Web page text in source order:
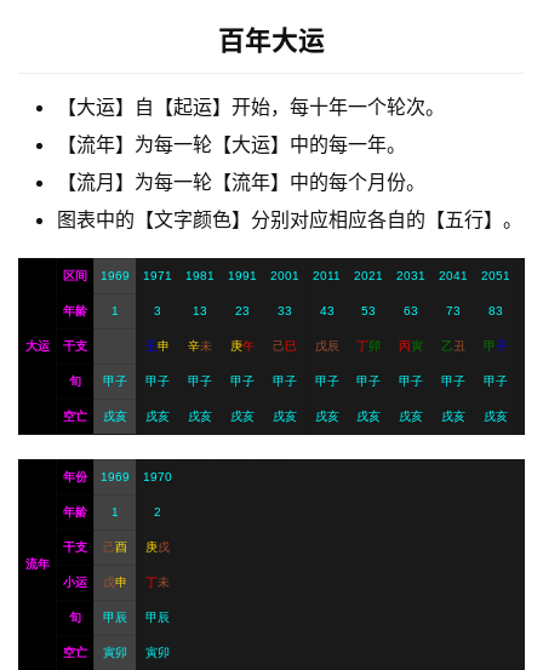
A
服
百年大运
【大运】自【起运】开始，每十年一个轮次。
【流年】为每一轮【大运】中的每一年。
【流月】为每一轮【流年】中的每个月份。
图表中的【文字颜色】分别对应相应各自的【五行】。
大运
区间 1969 1971 1981 1991 2001 2011 2021 2031 2041 2051
年龄 1 3 13 23 33 43 53 63 73 83
干支 壬申 辛未 庚午 己巳 戊辰 丁卯 丙寅 乙丑 甲子
旬 甲子 甲子 甲子 甲子 甲子 甲子 甲子 甲子 甲子 甲子
空亡 戌亥 戌亥 戌亥 戌亥 戌亥 戌亥 戌亥 戌亥 戌亥 戌亥
流年
年份 1969 1970
年龄 1 2
干支 己酉 庚戌
小运 戊申 丁未
旬 甲辰 甲辰
空亡 寅卯 寅卯